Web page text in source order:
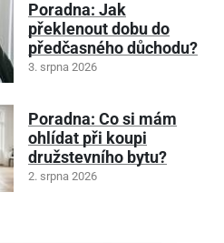
Poradna: Jak
překlenout dobu do
předčasného důchodu?
3. srpna 2026
Poradna: Co si mám
ohlídat při koupi
družstevního bytu?
2. srpna 2026